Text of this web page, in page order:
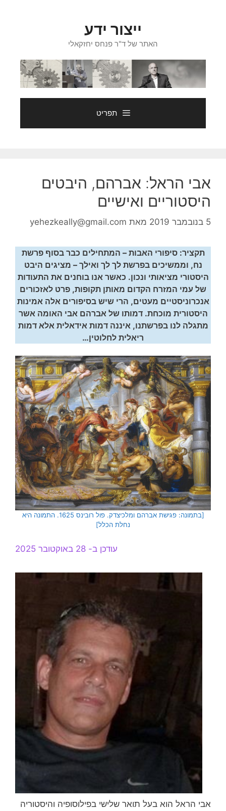
ייצור ידע
האתר של ד"ר פנחס יחזקאלי
תפריט
אבי הראל: אברהם, היבטים
היסטוריים ואישיים
5 בנובמבר 2019 מאת yehezkeally@gmail.com
תקציר: סיפורי האבות – המתחילים כבר בסוף פרשת
נח, וממשיכים בפרשת לך לך ואילך – מציגים היבט
היסטורי מציאותי ונכון. כאשר אנו בוחנים את התעודות
של עמי המזרח הקדום מאותן תקופות, פרט לאזכורים
אנכרוניסטיים מעטים, הרי שיש בסיפורים אלה אמינות
היסטורית מוכחת. דמותו של אברהם אבי האומה אשר
מתגלה לנו בפרשתנו, איננה דמות אידאלית אלא דמות
ריאלית לחלוטין…
[בתמונה: פגישת אברהם ומלכיצדק. פול רובינס 1625. התמונה היא
נחלת הכלל]
עודכן ב- 28 באוקטובר 2025
אבי הראל הוא בעל תואר שלישי בפילוסופיה והיסטוריה